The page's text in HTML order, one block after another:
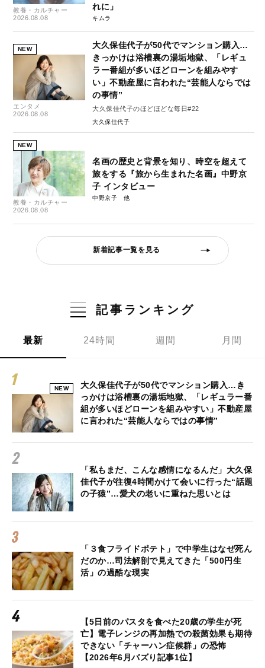
教養・カルチャー
2026.08.08
れに」
キムラ
NEW
エンタメ
2026.08.08
大久保佳代子が50代でマンション購入…
きっかけは浴槽裏の湯垢地獄、「レギュ
ラー番組が多いほどローンを組みやす
い」不動産屋に言われた“芸能人ならでは
の事情”
大久保佳代子のほどほどな毎日#22
大久保佳代子
NEW
教養・カルチャー
2026.08.08
名画の歴史と背景を知り、時空を超えて
旅をする『旅から生まれた名画』中野京
子 インタビュー
中野京子
新着記事一覧を見る
記事ランキング
最新 24時間 週間 月間
NEW
大久保佳代子が50代でマンション購入…き
っかけは浴槽裏の湯垢地獄、「レギュラー番
組が多いほどローンを組みやすい」不動産屋
に言われた“芸能人ならではの事情”
「私もまだ、こんな感情になるんだ」大久保
佳代子が往復4時間かけて会いに行った“話題
の子猿”…愛犬の老いに重ねた思いとは
「３食フライドポテト」で中学生はなぜ死ん
だのか…司法解剖で見えてきた「500円生
活」の過酷な現実
【5日前のパスタを食べた20歳の学生が死
亡】電子レンジの再加熱での殺菌効果も期待
できない「チャーハン症候群」の恐怖
【2026年6月バズり記事1位】